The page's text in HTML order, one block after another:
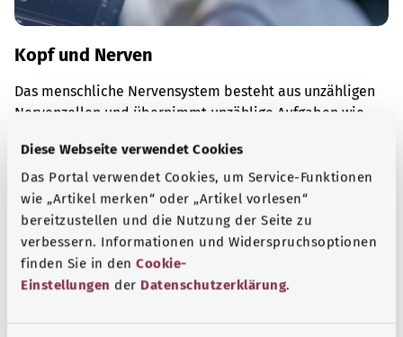
Diese Webseite verwendet Cookies
Das Portal verwendet Cookies, um Service-Funktionen
wie „Artikel merken“ oder „Artikel vorlesen“
bereitzustellen und die Nutzung der Seite zu
verbessern. Informationen und Widerspruchsoptionen
finden Sie in den Cookie-
Einstellungen der Datenschutzerklärung.
Kopf und Nerven
Das menschliche Nervensystem besteht aus unzähligen
Nervenzellen und übernimmt unzählige Aufgaben wie
Mehr erfahren